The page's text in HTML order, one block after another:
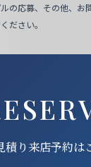
の応募、その他、お
ださい。
積り来店予約は